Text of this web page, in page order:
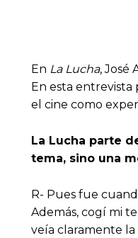
En La Lucha, José
En esta entrevista
el cine como
La Lucha parte
tema, sino una
R- Pues fue
Además, cogí mi
veía claramente